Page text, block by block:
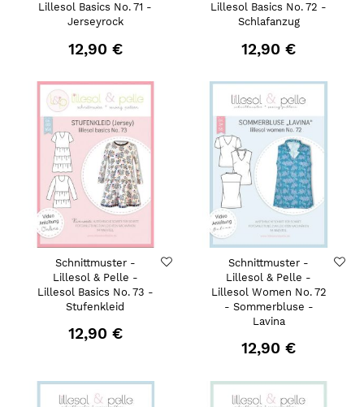
Lillesol Basics No. 71 -
Jerseyrock
12,90 €
Lillesol Basics No. 72 -
Schlafanzug
12,90 €
Schnittmuster -
Lillesol & Pelle -
Lillesol Basics No. 73 -
Stufenkleid
12,90 €
Schnittmuster -
Lillesol & Pelle -
Lillesol Women No. 72
- Sommerbluse -
Lavina
12,90 €